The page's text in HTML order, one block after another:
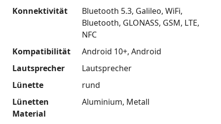
Konnektivität
Bluetooth 5.3 Galileo WiFi
Bluetooth GLONASS GSM LTE
NFC
Kompatibilität
Android 10+ Android
Lautsprecher
Lautsprecher
Lünette
rund
Lünetten
Material
Aluminium Metall